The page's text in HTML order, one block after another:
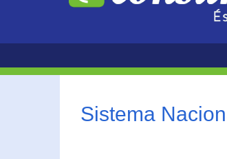
Sistema